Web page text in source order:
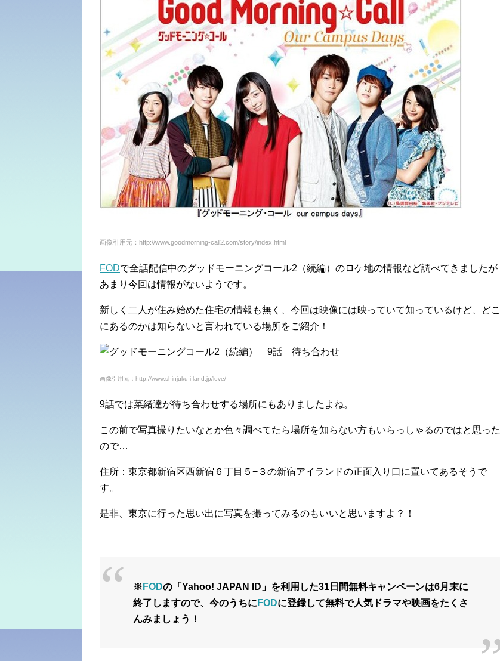
画像引用元：http://www.goodmorning-call2.com/story/index.html
FODで全話配信中のグッドモーニングコール2（続編）のロケ地の情報など調べてきましたが
あまり今回は情報がないようです。
新しく二人が住み始めた住宅の情報も無く、今回は映像には映っていて知っているけど、どこ
にあるのかは知らないと言われている場所をご紹介！
画像引用元：http://www.shinjuku-i-land.jp/love/
9話では菜緒達が待ち合わせする場所にもありましたよね。
この前で写真撮りたいなとか色々調べてたら場所を知らない方もいらっしゃるのではと思った
ので…
住所：東京都新宿区西新宿６丁目５−３の新宿アイランドの正面入り口に置いてあるそうで
す。
是非、東京に行った思い出に写真を撮ってみるのもいいと思いますよ？！
※ FODの「Yahoo! JAPAN ID」を利用した31日間無料キャンペーンは6月末に
終了しますので、今のうちに FODに登録して無料で人気ドラマや映画をたくさ
んみましょう！